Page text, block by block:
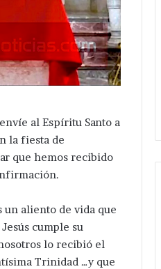
al Espíritu Santo a
la fiesta de
que hemos recibido
un aliento de vida que
cumple su
lo recibió el
Trinidad …y que